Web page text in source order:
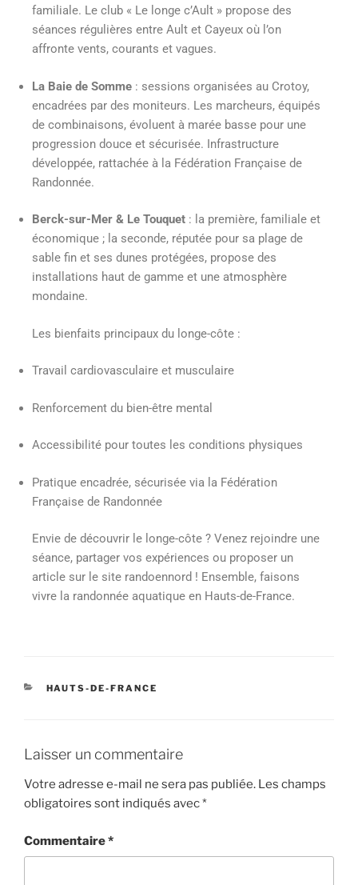
familiale. Le club « Le longe c’Ault » propose des
séances régulières entre Ault et Cayeux où l’on
affronte vents, courants et vagues.
La Baie de Somme : sessions organisées au Crotoy,
encadrées par des moniteurs. Les marcheurs, équipés
de combinaisons, évoluent à marée basse pour une
progression douce et sécurisée. Infrastructure
développée, rattachée à la Fédération Française de
Randonnée.
Berck-sur-Mer & Le Touquet : la première, familiale et
économique ; la seconde, réputée pour sa plage de
sable fin et ses dunes protégées, propose des
installations haut de gamme et une atmosphère
mondaine.
Les bienfaits principaux du longe-côte :
Travail cardiovasculaire et musculaire
Renforcement du bien-être mental
Accessibilité pour toutes les conditions physiques
Pratique encadrée, sécurisée via la Fédération
Française de Randonnée
Envie de découvrir le longe-côte ? Venez rejoindre une
séance, partager vos expériences ou proposer un
article sur le site randoennord ! Ensemble, faisons
vivre la randonnée aquatique en Hauts-de-France.
HAUTS-DE-FRANCE
Laisser un commentaire
Votre adresse e-mail ne sera pas publiée. Les champs
obligatoires sont indiqués avec*
Commentaire*